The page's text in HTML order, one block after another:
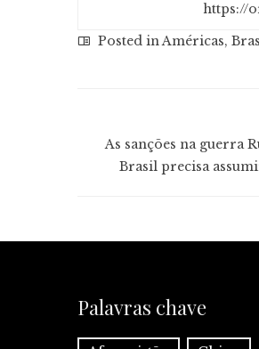
https://
Posted inAméricas,
As sanções na guerra
Brasil precisa
Palavras chave